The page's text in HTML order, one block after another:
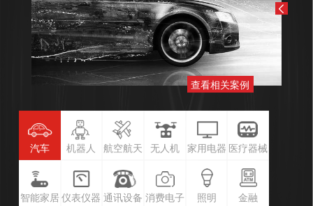
查看相关案例
汽车 机器人 航空航天 无人机 家用电器 医疗器械
智能家居 仪表仪器 通讯设备 消费电子 照明 金融